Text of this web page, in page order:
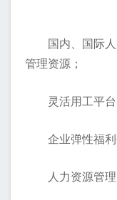
国内、国际
管理资源；
灵活用工平台
企业弹性福
人力资源管